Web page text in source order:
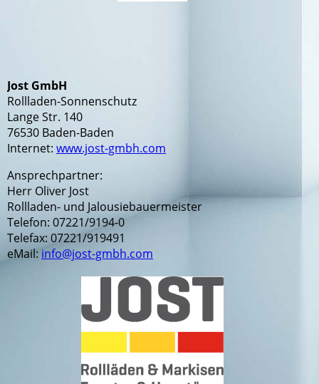
Jost GmbH
Rollladen-Sonnenschutz
Lange Str. 140
76530 Baden-Baden
Internet: www.jost-gmbh.com
Ansprechpartner:
Herr Oliver Jost
Rollladen- und Jalousiebauermeister
Telefon: 07221/9194-0
Telefax: 07221/919491
eMail: info@jost-gmbh.com